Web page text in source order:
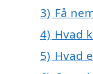
3) Få
4) Hvad
5) Hvad